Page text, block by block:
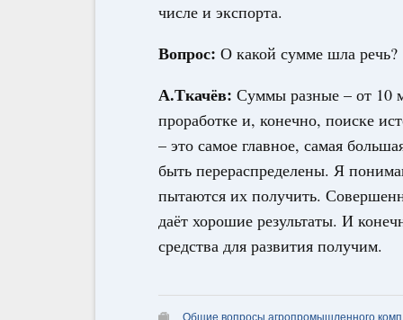
числе и экспорта.
Вопрос: О какой сумме шла речь?
А.Ткачёв: Суммы разные – от 10
проработке и, конечно, поиске
– это самое главное, самая
быть перераспределены. Я
пытаются их получить.
даёт хорошие результаты. И
средства для развития получим.
Общие вопросы агропромышленного